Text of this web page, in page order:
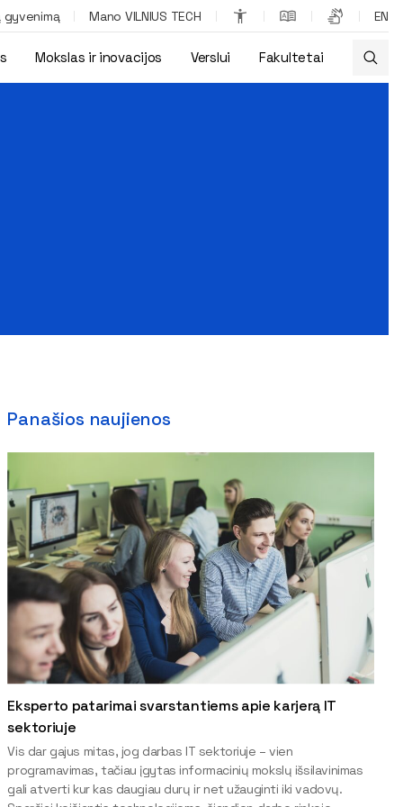
gyvenimą Mano VILNIUS TECH EN
Mokslas ir inovacijos Verslui Fakultetai
Panašios naujienos
Eksperto patarimai svarstantiems apie karjerą IT
sektoriuje
Vis dar gajus mitas, jog darbas IT sektoriuje – vien
programavimas, tačiau įgytas informacinių mokslų išsilavinimas
gali atverti kur kas daugiau durų ir net užauginti iki vadovų.